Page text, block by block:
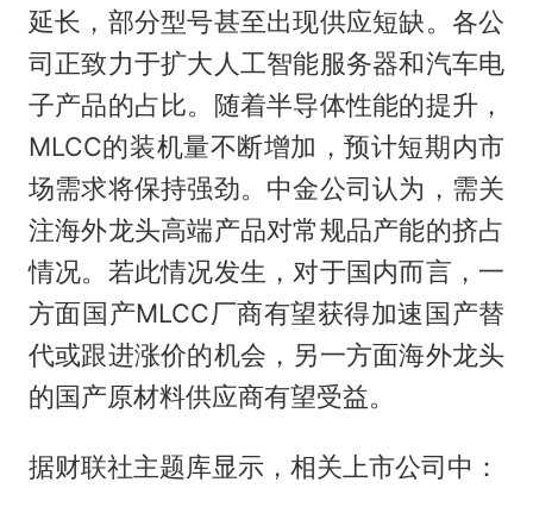
延长，部分型号甚至出现供应短缺。各公
司正致力于扩大人工智能服务器和汽车电
子产品的占比。随着半导体性能的提升，
MLCC的装机量不断增加，预计短期内市
场需求将保持强劲。中金公司认为，需关
注海外龙头高端产品对常规品产能的挤占
情况。若此情况发生，对于国内而言，一
方面国产MLCC厂商有望获得加速国产替
代或跟进涨价的机会，另一方面海外龙头
的国产原材料供应商有望受益。
据财联社主题库显示，相关上市公司中：